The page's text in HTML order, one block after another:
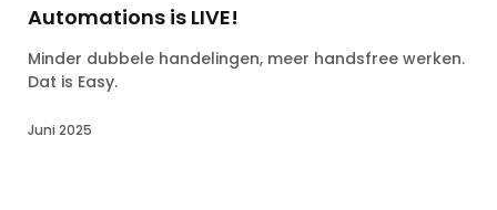
Automations is LIVE!
Minder dubbele handelingen, meer handsfree werken.
Dat is Easy.
Juni 2025